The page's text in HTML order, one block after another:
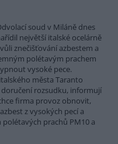
soud v Miláně dnes
největší italské ocelárně
znečišťování azbestem a
polétavým prachem
vysoké pece.
města Taranto
rozsudku, informují
firma provoz obnovit,
z vysokých pecí a
prachů PM10 a